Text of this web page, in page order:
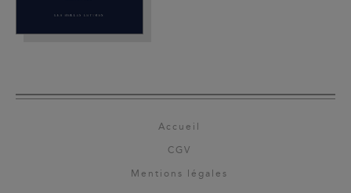
Accueil
CGV
Mentions légales